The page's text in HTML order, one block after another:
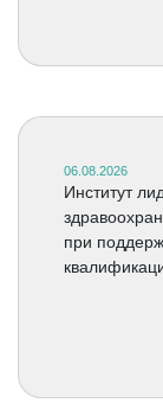
06.08.2026
Институт
при